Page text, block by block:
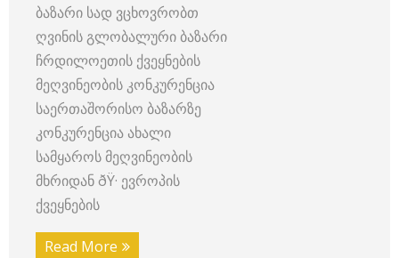
ბაზარი სად ვცხოვრობთ
ღვინის გლობალური ბაზარი
ჩრდილოეთის ქვეყნების
მეღვინეობის კონკურენცია
საერთაშორისო ბაზარზე
კონკურენცია ახალი
სამყაროს მეღვინეობის
მხრიდან ðŸ· ევროპის
ქვეყნების
Read More